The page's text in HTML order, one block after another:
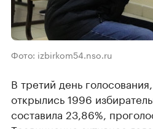
Фото: izbirkom54.nso.ru
В третий день
открылись 1996
составила 23,86%,